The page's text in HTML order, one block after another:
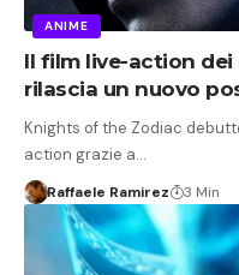
ANIME
Il film live-action dei
rilascia un nuovo
Knights of the Zodiac
action grazie a…
Raffaele Ramirez 3 Min